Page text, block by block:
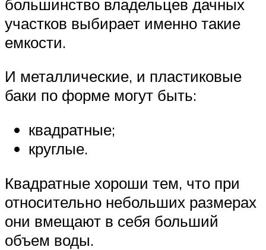
большинство владельцев дачных
участков выбирает именно такие
емкости.
И металлические, и пластиковые
баки по форме могут быть:
квадратные;
круглые.
Квадратные хороши тем, что при
относительно небольших размерах
они вмещают в себя больший
объем воды.